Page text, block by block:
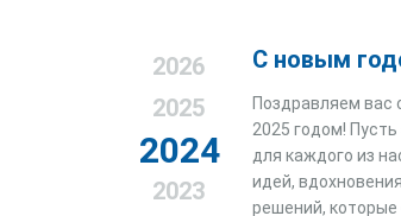
2026
2025
2024
2023
С новым
Поздравляем
2025 годом!
для каждого из
идей,
решений, которые